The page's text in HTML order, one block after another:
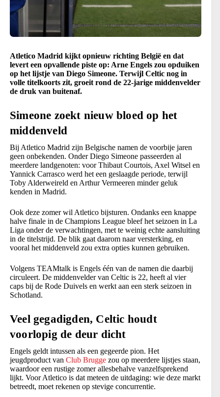
Atletico Madrid kijkt opnieuw richting België en dat
levert een opvallende piste op: Arne Engels zou opduiken
op het lijstje van Diego Simeone. Terwijl Celtic nog in
volle titelkoorts zit, groeit rond de 22-jarige middenvelder
de druk van buitenaf.
Simeone zoekt nieuw bloed op het
middenveld
Bij Atletico Madrid zijn Belgische namen de voorbije jaren
geen onbekenden. Onder Diego Simeone passeerden al
meerdere landgenoten: voor Thibaut Courtois, Axel Witsel en
Yannick Carrasco werd het een geslaagde periode, terwijl
Toby Alderweireld en Arthur Vermeeren minder geluk
kenden in Madrid.
Ook deze zomer wil Atletico bijsturen. Ondanks een knappe
halve finale in de Champions League bleef het seizoen in La
Liga onder de verwachtingen, met te weinig echte aansluiting
in de titelstrijd. De blik gaat daarom naar versterking, en
vooral het middenveld zou extra opties kunnen gebruiken.
Volgens TEAMtalk is Engels één van de namen die daarbij
circuleert. De middenvelder van Celtic is 22, heeft al vier
caps bij de Rode Duivels en werkt aan een sterk seizoen in
Schotland.
Veel gegadigden, Celtic houdt
voorlopig de deur dicht
Engels geldt intussen als een gegeerde pion. Het
jeugdproduct van Club Brugge zou op meerdere lijstjes staan,
waardoor een rustige zomer allesbehalve vanzelfsprekend
lijkt. Voor Atletico is dat meteen de uitdaging: wie deze markt
betreedt, moet rekenen op stevige concurrentie.